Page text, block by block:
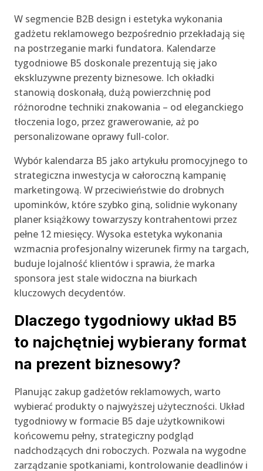
W segmencie B2B design i estetyka wykonania
gadżetu reklamowego bezpośrednio przekładają się
na postrzeganie marki fundatora. Kalendarze
tygodniowe B5 doskonale prezentują się jako
ekskluzywne prezenty biznesowe. Ich okładki
stanowią doskonałą, dużą powierzchnię pod
różnorodne techniki znakowania – od eleganckiego
tłoczenia logo, przez grawerowanie, aż po
personalizowane oprawy full-color.
Wybór kalendarza B5 jako artykułu promocyjnego to
strategiczna inwestycja w całoroczną kampanię
marketingową. W przeciwieństwie do drobnych
upominków, które szybko giną, solidnie wykonany
planer książkowy towarzyszy kontrahentowi przez
pełne 12 miesięcy. Wysoka estetyka wykonania
wzmacnia profesjonalny wizerunek firmy na targach,
buduje lojalność klientów i sprawia, że marka
sponsora jest stale widoczna na biurkach
kluczowych decydentów.
Dlaczego tygodniowy układ B5
to najchętniej wybierany format
na prezent biznesowy?
Planując zakup gadżetów reklamowych, warto
wybierać produkty o najwyższej użyteczności. Układ
tygodniowy w formacie B5 daje użytkownikowi
końcowemu pełny, strategiczny podgląd
nadchodzących dni roboczych. Pozwala na wygodne
zarządzanie spotkaniami, kontrolowanie deadlinów i